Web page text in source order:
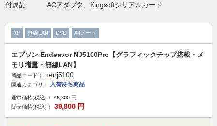
付属品
ACアダプタ、Kingsoftシリアルカード
XP 無線LAN DVD A4ノート
エプソン Endeavor NJ5100Pro【グラフィックチップ搭載・メ
モリ増量・無線LAN】
商品コード： nenj5100
関連カテゴリ： 入荷待ち商品
通常価格(税込)： 45,800 円
販売価格(税込)：
39,800 円